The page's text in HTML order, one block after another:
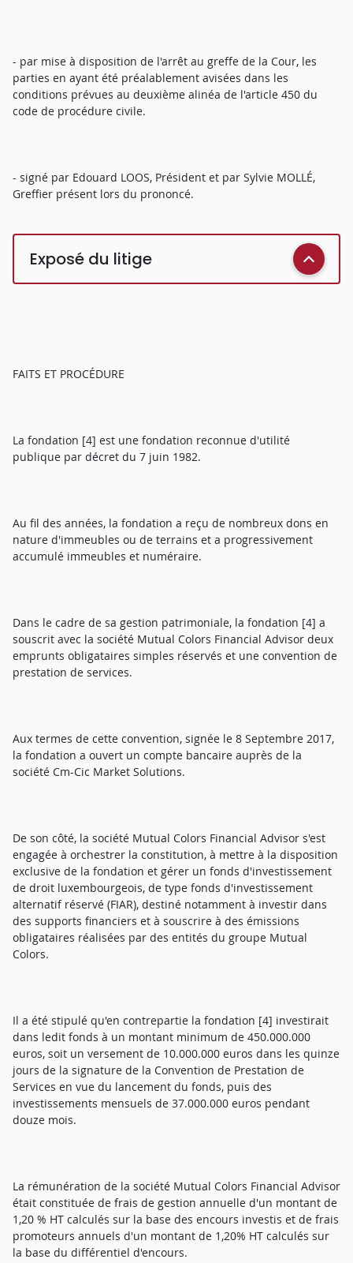
- par mise à disposition de l'arrêt au greffe de la Cour, les
parties en ayant été préalablement avisées dans les
conditions prévues au deuxième alinéa de l'article 450 du
code de procédure civile.
- signé par Edouard LOOS, Président et par Sylvie MOLLÉ,
Greffier présent lors du prononcé.
Exposé du litige
FAITS ET PROCÉDURE
La fondation [4] est une fondation reconnue d'utilité
publique par décret du 7 juin 1982.
Au fil des années, la fondation a reçu de nombreux dons en
nature d'immeubles ou de terrains et a progressivement
accumulé immeubles et numéraire.
Dans le cadre de sa gestion patrimoniale, la fondation [4] a
souscrit avec la société Mutual Colors Financial Advisor deux
emprunts obligataires simples réservés et une convention de
prestation de services.
Aux termes de cette convention, signée le 8 Septembre 2017,
la fondation a ouvert un compte bancaire auprès de la
société Cm-Cic Market Solutions.
De son côté, la société Mutual Colors Financial Advisor s'est
engagée à orchestrer la constitution, à mettre à la disposition
exclusive de la fondation et gérer un fonds d'investissement
de droit luxembourgeois, de type fonds d'investissement
alternatif réservé (FIAR), destiné notamment à investir dans
des supports financiers et à souscrire à des émissions
obligataires réalisées par des entités du groupe Mutual
Colors.
Il a été stipulé qu'en contrepartie la fondation [4] investirait
dans ledit fonds à un montant minimum de 450.000.000
euros, soit un versement de 10.000.000 euros dans les quinze
jours de la signature de la Convention de Prestation de
Services en vue du lancement du fonds, puis des
investissements mensuels de 37.000.000 euros pendant
douze mois.
La rémunération de la société Mutual Colors Financial Advisor
était constituée de frais de gestion annuelle d'un montant de
1,20 % HT calculés sur la base des encours investis et de frais
promoteurs annuels d'un montant de 1,20% HT calculés sur
la base du différentiel d'encours.